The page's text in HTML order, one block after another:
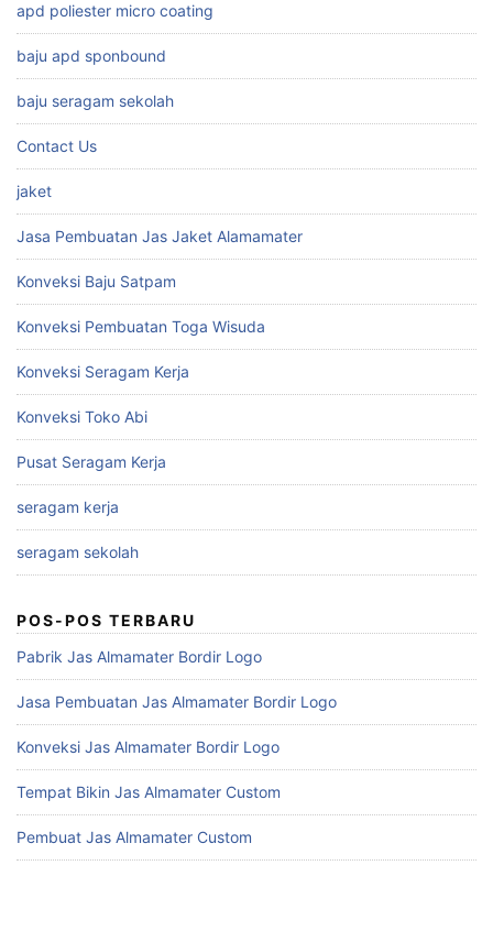
apd poliester micro coating
baju apd sponbound
baju seragam sekolah
Contact Us
jaket
Jasa Pembuatan Jas Jaket Alamamater
Konveksi Baju Satpam
Konveksi Pembuatan Toga Wisuda
Konveksi Seragam Kerja
Konveksi Toko Abi
Pusat Seragam Kerja
seragam kerja
seragam sekolah
POS-POS TERBARU
Pabrik Jas Almamater Bordir Logo
Jasa Pembuatan Jas Almamater Bordir Logo
Konveksi Jas Almamater Bordir Logo
Tempat Bikin Jas Almamater Custom
Pembuat Jas Almamater Custom